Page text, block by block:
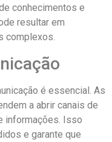
conhecimentos e
resultar em
complexos.
é essencial. As
a abrir canais de
informações. Isso
e garante que